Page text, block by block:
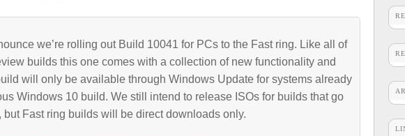
we’re rolling out Build 10041 for PCs to the Fast ring. Like all of
builds this one comes with a collection of new functionality and
will only be available through Windows Update for systems already
Windows 10 build. We still intend to release ISOs for builds that go
but Fast ring builds will be direct downloads only.